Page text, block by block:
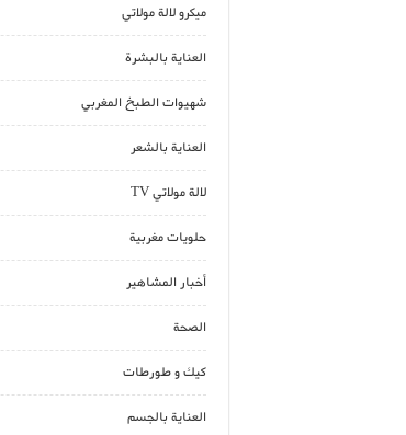
ميكرو لالة مولاتي
العناية بالبشرة
شهيوات الطبخ المغربي
العناية بالشعر
لالة مولاتي TV
حلويات مغربية
أخبار المشاهير
الصحة
كيك و طورطات
العناية بالجسم